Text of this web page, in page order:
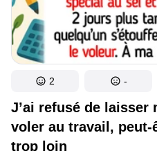
J’ai refusé de laisser
voler au travail,
trop loin
2 -